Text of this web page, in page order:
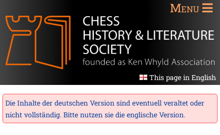
Menu
This page in English
Die Inhalte der deutschen Version sind eventuell veraltet oder
nicht vollständig. Bitte nutzen sie die englische Version.